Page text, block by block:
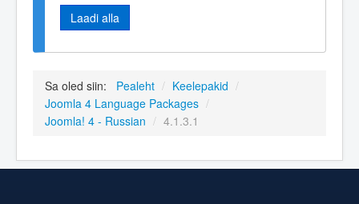
Laadi alla
Sa oled siin: Pealeht / Keelepakid /
Joomla 4 Language Packages /
Joomla! 4 - Russian / 4.1.3.1